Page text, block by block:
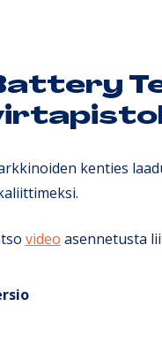
kenties
video asennetusta